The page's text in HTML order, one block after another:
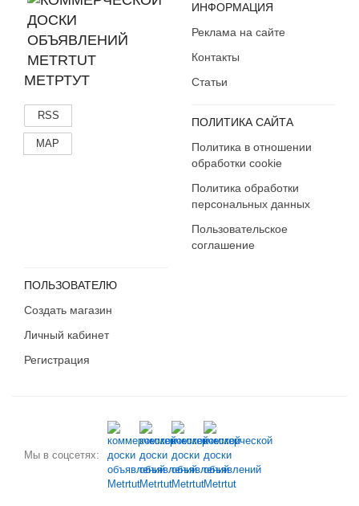
МЕТРТУТ
RSS
MAP
ИНФОРМАЦИЯ
Реклама на сайте
Контакты
Статьи
ПОЛИТИКА САЙТА
Политика в отношении
обработки cookie
Политика обработки
персональных данных
Пользовательское
соглашение
ПОЛЬЗОВАТЕЛЮ
Создать магазин
Личный кабинет
Регистрация
Мы в соцсетях: